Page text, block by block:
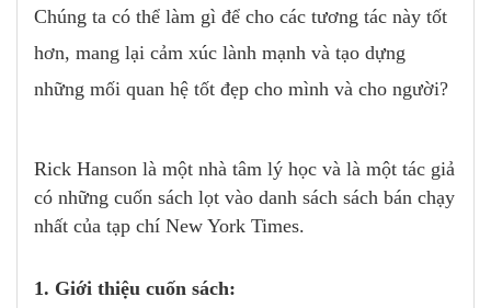
Chúng ta có thể làm gì để cho các tương tác này tốt
hơn, mang lại cảm xúc lành mạnh và tạo dựng
những mối quan hệ tốt đẹp cho mình và cho người?
Rick Hanson là một nhà tâm lý học và là một tác giả
có những cuốn sách lọt vào danh sách sách bán chạy
nhất của tạp chí New York Times.
1. Giới thiệu cuốn sách: